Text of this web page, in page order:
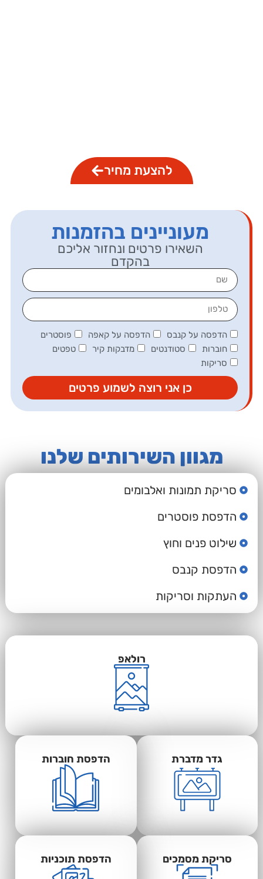
להצעת מחיר
מעוניינים בהזמנות
השאירו פרטים ונחזור אליכם
בהקדם
הדפסה על קנבס הדפסה על קאפה
פוסטרים
חוברות
סטודנטים מדבקות קיר
טפטים
סריקות
כן אני רוצה לשמוע פרטים
מגוון השירותים שלנו
סריקת תמונות ואלבומים
הדפסת פוסטרים
שילוט פנים וחוץ
הדפסת קנבס
העתקות וסריקות
רולאפ
גדר מדברת הדפסת חוברות
סריקת מסמכים הדפסת תוכניות